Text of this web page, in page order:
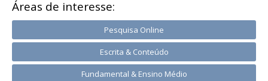
Áreas de interesse:
Pesquisa Online
Escrita & Conteúdo
Fundamental & Ensino Médio